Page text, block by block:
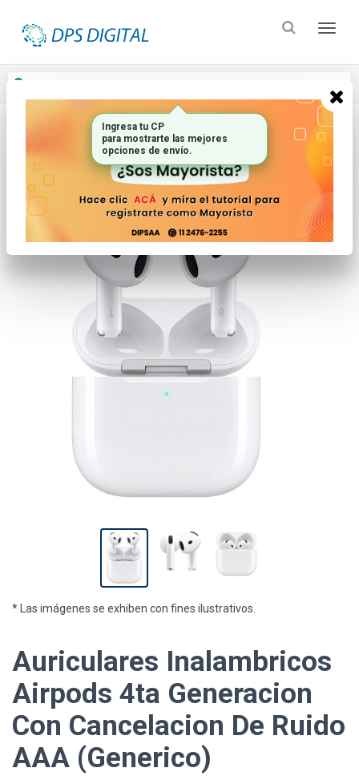
Inicio Electronica Audio Y Video_2 Auriculares
* Las imágenes se exhiben con fines ilustrativos.
Auriculares Inalambricos
Airpods 4ta Generacion
Con Cancelacion De Ruido
AAA (Generico)
Ingresa tu CP
para mostrarte las mejores
opciones de envío.